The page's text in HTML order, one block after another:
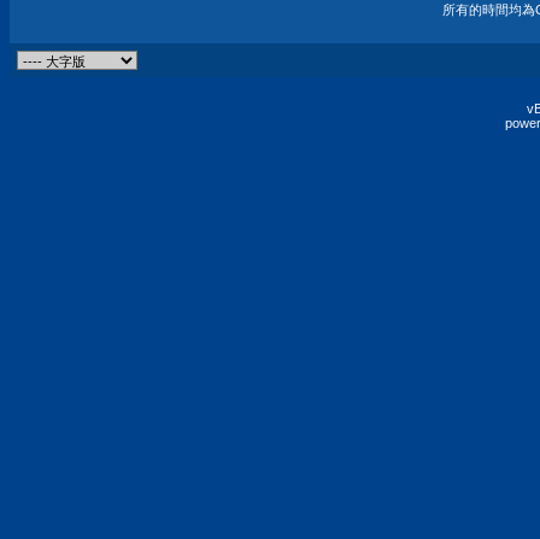
所有的時間均為